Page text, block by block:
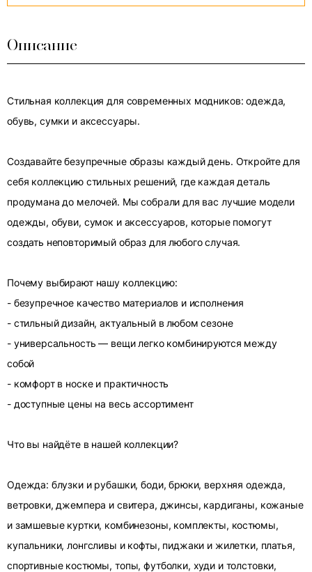
Описание
Стильная коллекция для современных модников: одежда,
обувь, сумки и аксессуары.
Создавайте безупречные образы каждый день. Откройте для
себя коллекцию стильных решений, где каждая деталь
продумана до мелочей. Мы собрали для вас лучшие модели
одежды, обуви, сумок и аксессуаров, которые помогут
создать неповторимый образ для любого случая.
Почему выбирают нашу коллекцию:
- безупречное качество материалов и исполнения
- стильный дизайн, актуальный в любом сезоне
- универсальность — вещи легко комбинируются между
собой
- комфорт в носке и практичность
- доступные цены на весь ассортимент
Что вы найдёте в нашей коллекции?
Одежда: блузки и рубашки, боди, брюки, верхняя одежда,
ветровки, джемпера и свитера, джинсы, кардиганы, кожаные
и замшевые куртки, комбинезоны, комплекты, костюмы,
купальники, лонгсливы и кофты, пиджаки и жилетки, платья,
спортивные костюмы, топы, футболки, худи и толстовки,